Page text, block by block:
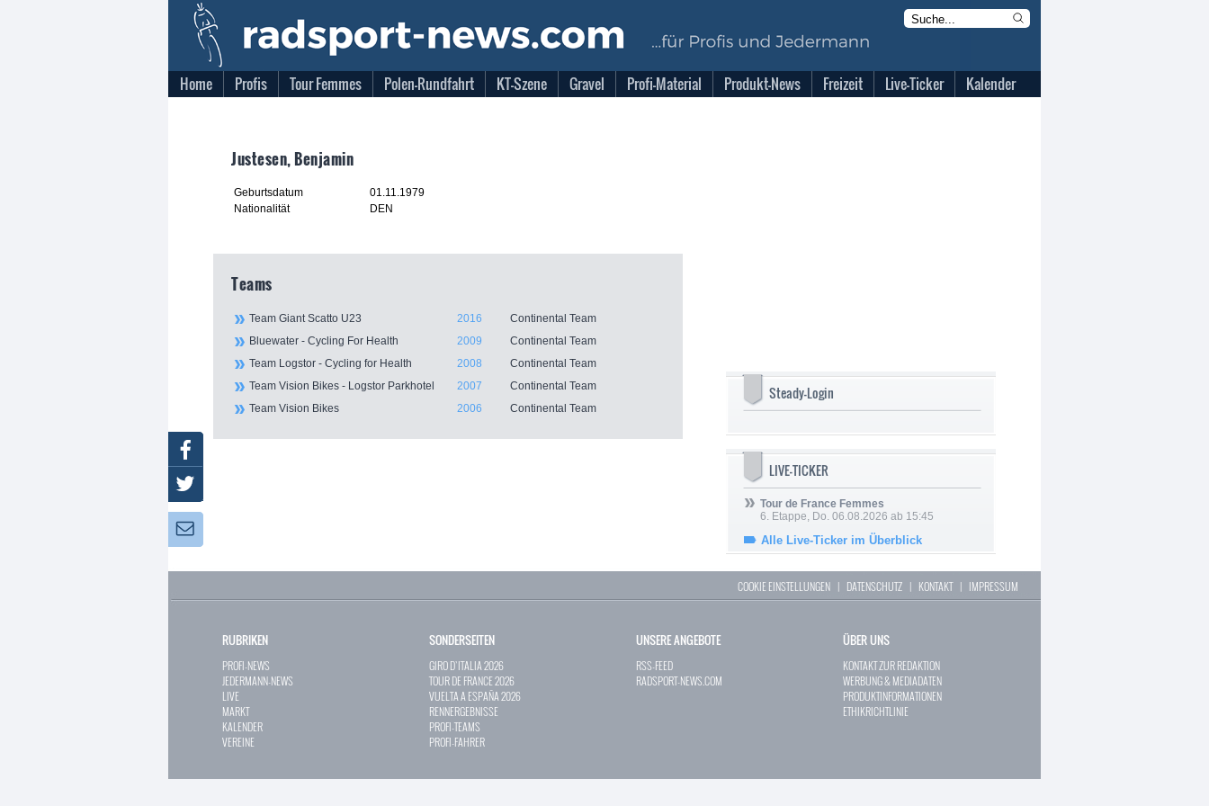
Home Profis Tour Femmes Polen-Rundfahrt KT-Szene Gravel Profi-Material Produkt-News Freizeit Live-Ticker Kalender
Justesen, Benjamin
Geburtsdatum
01.11.1979
Nationalität
DEN
Teams
Team Giant Scatto U23 2016
Continental Team
Bluewater - Cycling For Health
2009
Continental Team
Team Logstor - Cycling for Health
2008
Continental Team
Team Vision Bikes - Logstor Parkhotel
2007
Continental Team
Team Vision Bikes
2006 Continental Team
Steady-Login
LIVE-TICKER
Tour de France Femmes
6. Etappe, Do. 06.08.2026 ab 15:45
Alle Live-Ticker im Überblick
COOKIE EINSTELLUNGEN | DATENSCHUTZ | KONTAKT| IMPRESSUM
RUBRIKEN
PROFI-NEWS
JEDERMANN-NEWS
LIVE
MARKT
KALENDER
VEREINE
SONDERSEITEN
GIRO D`ITALIA 2026
TOUR DE FRANCE 2026
VUELTA A ESPAÑA 2026
RENNERGEBNISSE
PROFI-TEAMS
PROFI-FAHRER
UNSERE ANGEBOTE
RSS-FEED
RADSPORT-NEWS.COM
ÜBER UNS
KONTAKT ZUR REDAKTION
WERBUNG & MEDIADATEN
PRODUKTINFORMATIONEN
ETHIKRICHTLINIE